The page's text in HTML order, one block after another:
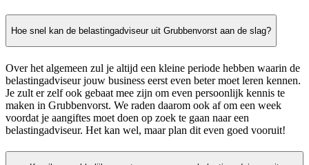
Hoe snel kan de belastingadviseur uit Grubbenvorst aan de slag?
Over het algemeen zul je altijd een kleine periode hebben waarin de
belastingadviseur jouw business eerst even beter moet leren kennen.
Je zult er zelf ook gebaat mee zijn om even persoonlijk kennis te
maken in Grubbenvorst. We raden daarom ook af om een week
voordat je aangiftes moet doen op zoek te gaan naar een
belastingadviseur. Het kan wel, maar plan dit even goed vooruit!